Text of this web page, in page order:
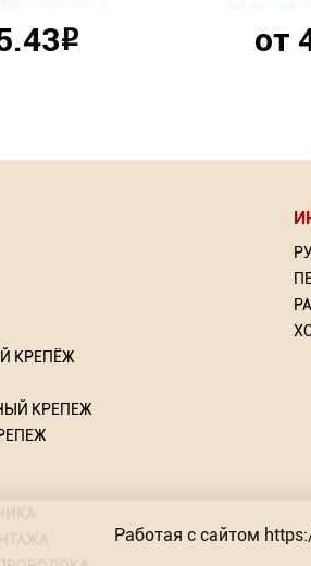
Р от
КРЕПЁЖ
КРЕПЕЖ
Работая с сайтом